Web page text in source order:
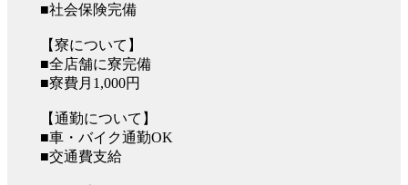
■社会保険完備
【寮について】
■全店舗に寮完備
■寮費月1,000円
【通勤について】
■車・バイク通勤OK
■交通費支給